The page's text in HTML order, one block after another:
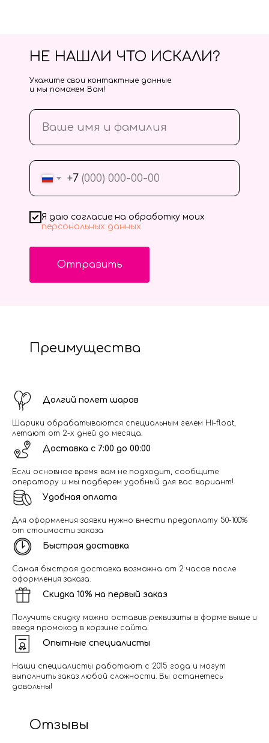
+7
Я даю согласие на обработку моих
персональных данных
Отправить
НЕ НАШЛИ ЧТО ИСКАЛИ?
Укажите свои контактные данные
и мы поможем Вам!
Преимущества
Долгий полет шаров
Шарики обрабатываются специальным гелем Hi-float,
летают от 2-х дней до месяца.
Доставка с 7:00 до 00:00
Если основное время вам не подходит, сообщите
оператору и мы подберем удобный для вас вариант!
Удобная оплата
Для оформления заявки нужно внести предоплату 50-100%
от стоимости заказа
Быстрая доставка
Самая быстрая доставка возможна от 2 часов после
оформления заказа.
Скидка 10% на первый заказ
Получить скидку можно оставив реквизиты в форме выше и
введя промокод в корзине сайта.
Опытные специалисты
Наши специалисты работают с 2015 года и могут
выполнить заказ любой сложности. Вы останетесь
довольны!
Отзывы